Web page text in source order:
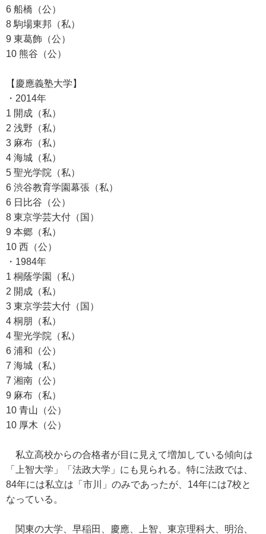
6 船橋（公）
8 駒場東邦（私）
9 東葛飾（公）
10 熊谷（公）
【慶應義塾大学】
・2014年
1 開成（私）
2 浅野（私）
3 麻布（私）
4 海城（私）
5 聖光学院（私）
6 渋谷教育学園幕張（私）
6 日比谷（公）
8 東京学芸大付（国）
9 本郷（私）
10 西（公）
・1984年
1 桐蔭学園（私）
2 開成（私）
3 東京学芸大付（国）
4 桐朋（私）
4 聖光学院（私）
6 浦和（公）
7 海城（私）
7 湘南（公）
9 麻布（私）
10 青山（公）
10 厚木（公）
私立高校からの合格者が目に見えて増加している傾向は
「上智大学」「法政大学」にも見られる。特に法政では、
84年には私立は「市川」のみであったが、14年には7校と
なっている。
関東の大学、早稲田、慶應、上智、東京理科大、明治、